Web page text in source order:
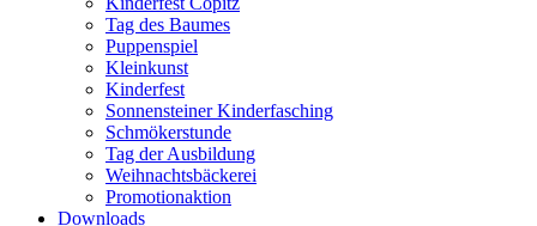
Tag des Baumes
Puppenspiel
Kleinkunst
Kinderfest
Sonnensteiner Kinderfasching
Schmökerstunde
Tag der Ausbildung
Weihnachtsbäckerei
Promotionaktion
Downloads